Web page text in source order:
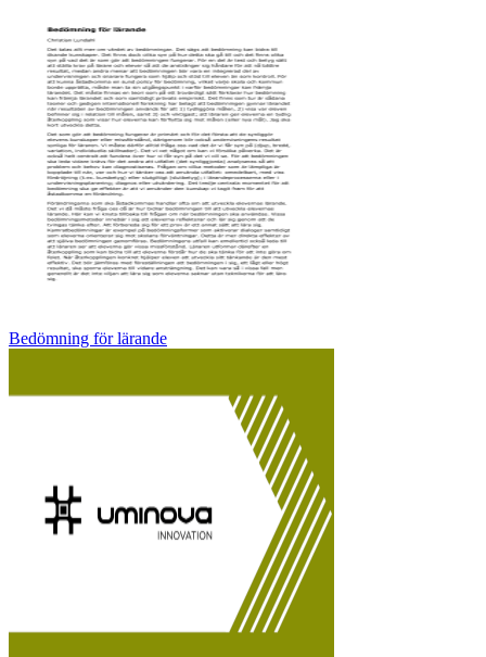
Bedömning för lärande